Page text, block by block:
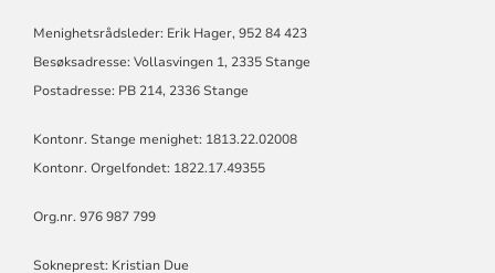
Menighetsrådsleder: Erik Hager, 952 84 423
Besøksadresse: Vollasvingen 1, 2335 Stange
Postadresse: PB 214, 2336 Stange
Kontonr. Stange menighet: 1813.22.02008
Kontonr. Orgelfondet: 1822.17.49355
Org.nr. 976 987 799
Sokneprest: Kristian Due